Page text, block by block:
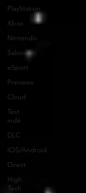
PlayStation
Xbox
Nintendo
Salons
eSport
Previews
Cloud
Test
indé
DLC
IOS/Android
Direct
High
Tech